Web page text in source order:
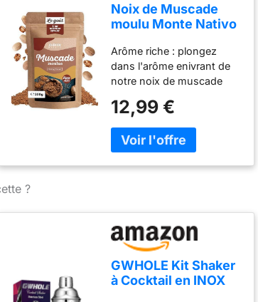
Noix de Muscade
moulu Monte Nativo
moulu - Épices
aromatiques
séchées avec soin,
idéales pour
Cuisiner et
Assaisonner - Arôme
et Goût intenses
Arôme riche : plongez
dans l'arôme enivrant de
notre noix de muscade
obtenue à partir des
meilleures graines de noix
de muscade et traitée avec
expertise pour enchanter
vos sens avec son parfum
12,99 €
?
GWHOLE Kit Shaker
à Cocktail en INOX